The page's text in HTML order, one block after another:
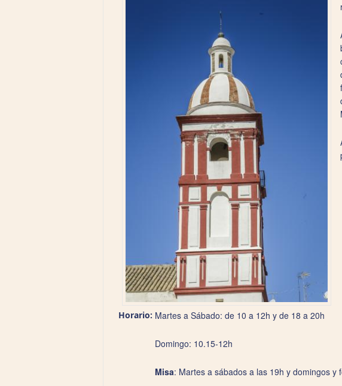
Horario: Martes a Sábado: de 10 a 12h y de 18 a 20h
Domingo: 10.15-12h
Misa: Martes a sábados a las 19h y domingos y